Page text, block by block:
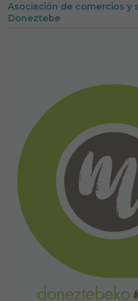
Asociación de comercios y
Doneztebe